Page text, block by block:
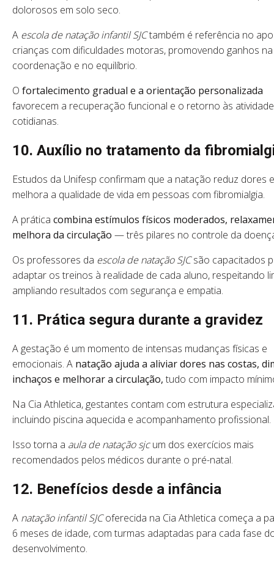
dolorosos em solo seco.
A escola de natação infantil SJCtambém é referência no
crianças com dificuldades motoras, promovendo ganhos na
coordenação e no equilíbrio.
O fortalecimento gradual e a orientação personalizada
favorecem a recuperação funcional e o retorno às
cotidianas.
10. Auxílio no tratamento da
Estudos da Unifesp confirmam que a natação reduz dores e
melhora a qualidade de vida em pessoas com fibromialgia.
A prática combina estímulos físicos moderados,
melhora da circulação — três pilares no controle da
Os professores da escola de natação SJCsão capacitados
adaptar os treinos à realidade de cada aluno, respeitando
ampliando resultados com segurança e empatia.
11. Prática segura durante a gravidez
A gestação é um momento de intensas mudanças físicas e
emocionais. A natação ajuda a aliviar dores nas costas,
inchaços e melhorar a circulação, tudo com impacto
Na Cia Athletica, gestantes contam com estrutura
incluindo piscina aquecida e acompanhamento profissional.
Isso torna a aula de natação sjcum dos exercícios mais
recomendados pelos médicos durante o pré-natal.
12. Benefícios desde a infância
A natação infantil SJCoferecida na Cia Athletica começa a
6 meses de idade, com turmas adaptadas para cada fase
desenvolvimento.